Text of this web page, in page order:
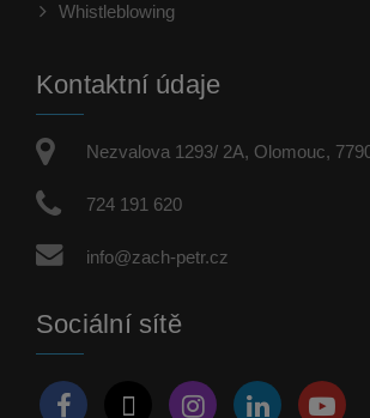
Whistleblowing
Kontaktní údaje
Nezvalova 1293/ 2A, Olomouc,
724 191 620
info@zach-petr.cz
Sociální sítě